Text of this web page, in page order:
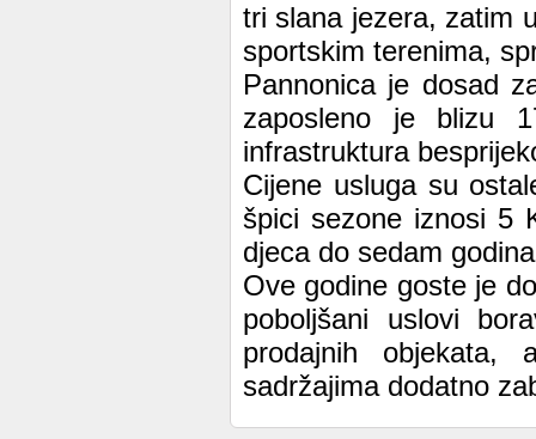
tri slana jezera, zatim
sportskim terenima,
Pannonica je dosad
zaposleno je blizu
infrastruktura
Cijene usluga su
špici sezone iznosi 5
djeca do sedam
Ove godine goste je
poboljšani uslovi
prodajnih objekata,
sadržajima dodatno